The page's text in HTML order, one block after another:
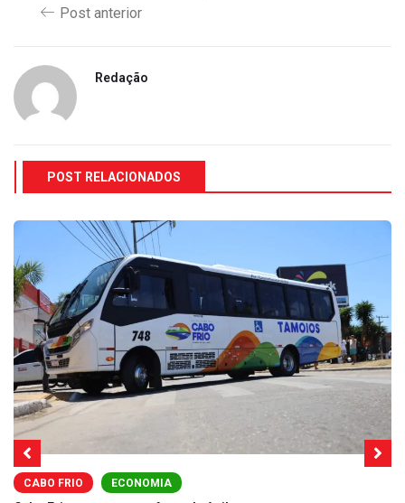
Post anterior
Redação
POST RELACIONADOS
CABO FRIO ECONOMIA